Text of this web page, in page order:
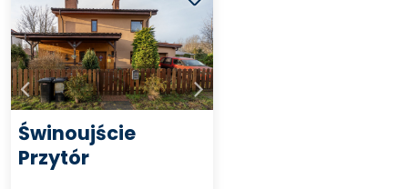
Świnoujście
Przytór